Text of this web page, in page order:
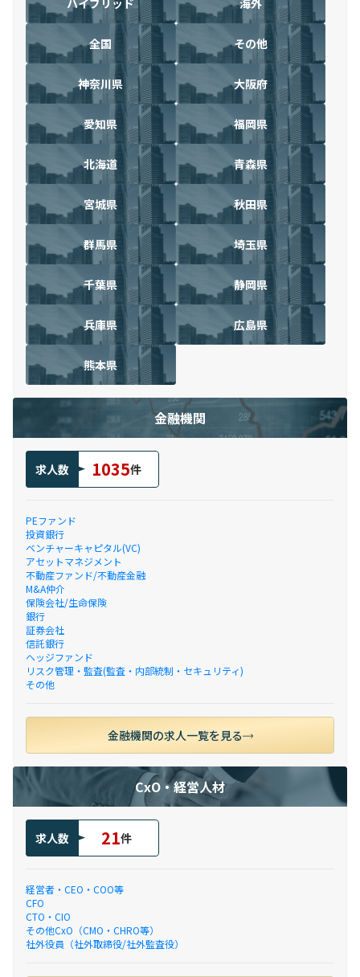
全国 その他
神奈川県 大阪府
愛知県 福岡県
北海道 青森県
宮城県 秋田県
群馬県 埼玉県
千葉県 静岡県
兵庫県 広島県
熊本県
金融機関
求人数 1035件
PEファンド
投資銀行
ベンチャーキャピタル(VC)
アセットマネジメント
不動産ファンド/不動産金融
M&A仲介
保険会社/生命保険
銀行
証券会社
信託銀行
ヘッジファンド
リスク管理・監査(監査・内部統制・セキュリティ)
その他
金融機関の求人一覧を見る
CxO・経営人材
求人数 21件
経営者・CEO・COO等
CFO
CTO・CIO
その他CxO（CMO・CHRO等）
社外役員（社外取締役/社外監査役）